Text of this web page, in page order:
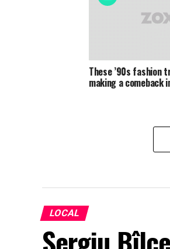
These ’90s fashion
making a comeback
LOCAL